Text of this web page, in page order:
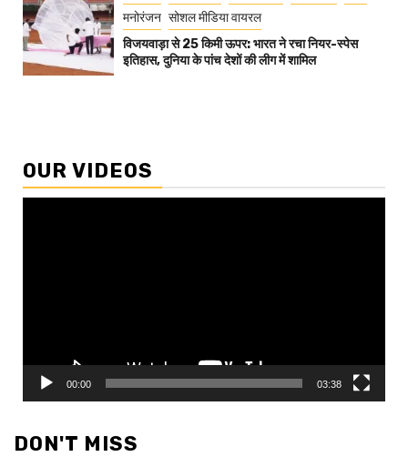
मनोरंजन सोशल मीडिया वायरल
विजयवाड़ा से 25 किमी ऊपर: भारत ने रचा नियर-स्पेस
इतिहास, दुनिया के पांच देशों की लीग में शामिल
OUR VIDEOS
00:00 03:38
DON'T MISS